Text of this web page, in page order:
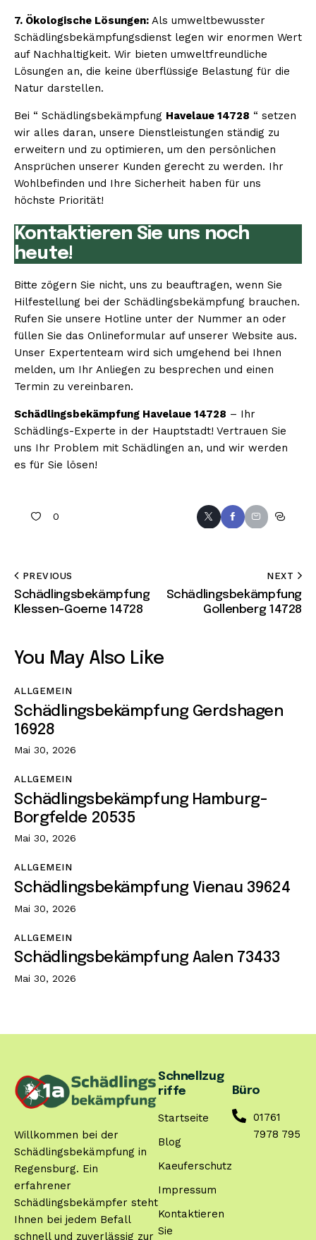
7. Ökologische Lösungen: Als umweltbewusster
Schädlingsbekämpfungsdienst legen wir enormen Wert
auf Nachhaltigkeit. Wir bieten umweltfreundliche
Lösungen an, die keine überflüssige Belastung für die
Natur darstellen.
Bei “ Schädlingsbekämpfung Havelaue 14728 “ setzen
wir alles daran, unsere Dienstleistungen ständig zu
erweitern und zu optimieren, um den persönlichen
Ansprüchen unserer Kunden gerecht zu werden. Ihr
Wohlbefinden und Ihre Sicherheit haben für uns
höchste Priorität!
Kontaktieren Sie uns noch
heute!
Bitte zögern Sie nicht, uns zu beauftragen, wenn Sie
Hilfestellung bei der Schädlingsbekämpfung brauchen.
Rufen Sie unsere Hotline unter der Nummer an oder
füllen Sie das Onlineformular auf unserer Website aus.
Unser Expertenteam wird sich umgehend bei Ihnen
melden, um Ihr Anliegen zu besprechen und einen
Termin zu vereinbaren.
Schädlingsbekämpfung Havelaue 14728 – Ihr
Schädlings-Experte in der Hauptstadt! Vertrauen Sie
uns Ihr Problem mit Schädlingen an, und wir werden
es für Sie lösen!
0
PREVIOUS
Schädlingsbekämpfung
Klessen-Goerne 14728
NEXT
Schädlingsbekämpfung
Gollenberg 14728
You May Also Like
ALLGEMEIN
Schädlingsbekämpfung Gerdshagen
16928
Mai 30, 2026
ALLGEMEIN
Schädlingsbekämpfung Hamburg-
Borgfelde 20535
Mai 30, 2026
ALLGEMEIN
Schädlingsbekämpfung Vienau 39624
Mai 30, 2026
ALLGEMEIN
Schädlingsbekämpfung Aalen 73433
Mai 30, 2026
Willkommen bei der
Schädlingsbekämpfung in
Regensburg. Ein
erfahrener
Schädlingsbekämpfer steht
Ihnen bei jedem Befall
schnell und zuverlässig zur
Schnellzug
riffe
Startseite
Blog
Kaeuferschutz
Impressum
Kontaktieren
Sie
Büro
01761
7978 795